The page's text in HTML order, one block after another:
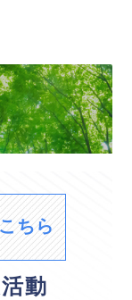
ちら
動